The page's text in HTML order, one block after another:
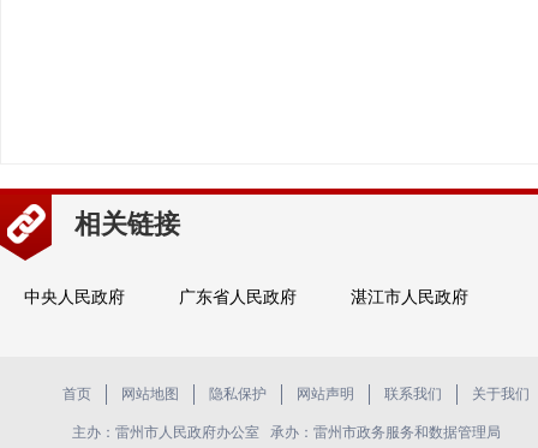
相关链接
中央人民政府 广东省人民政府 湛江市人民政府
首页 网站地图 隐私保护 网站声明 联系我们 关于我们
主办：雷州市人民政府办公室 承办：雷州市政务服务和数据管理局